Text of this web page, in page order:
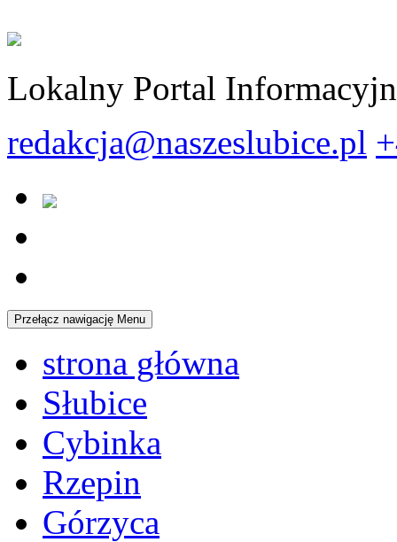
Lokalny Portal
redakcja@naszeslubice.pl
Przełącz nawigację Menu
strona główna
Słubice
Cybinka
Rzepin
Górzyca